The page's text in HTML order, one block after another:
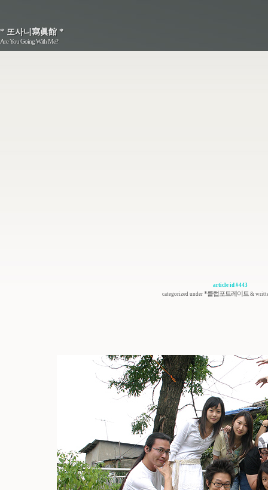
* 또사니寫眞館 *
Are You Going With Me?
* 또사니寫眞館 *
Are You Going With Me?
article id #443
categorized under *클럽포트레이트 &